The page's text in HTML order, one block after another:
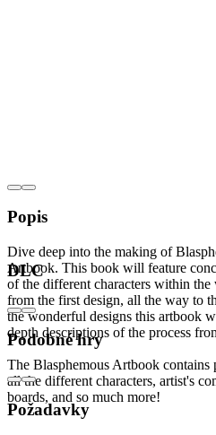
Popis
Dive deep into the making of
Artbook. This book will feature
of the different characters within
from the first design, all the way to
the wonderful designs this artbook
depth descriptions of the process
The Blasphemous Artbook
all the different characters, artist's
boards, and so much more!
DLC
Podobné hry
Požadavky